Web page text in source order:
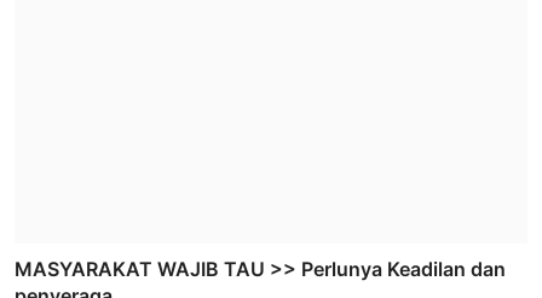
MASYARAKAT WAJIB TAU >> Perlunya Keadilan dan